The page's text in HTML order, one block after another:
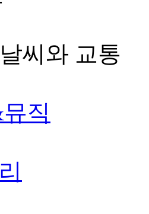
씨와 교통
직